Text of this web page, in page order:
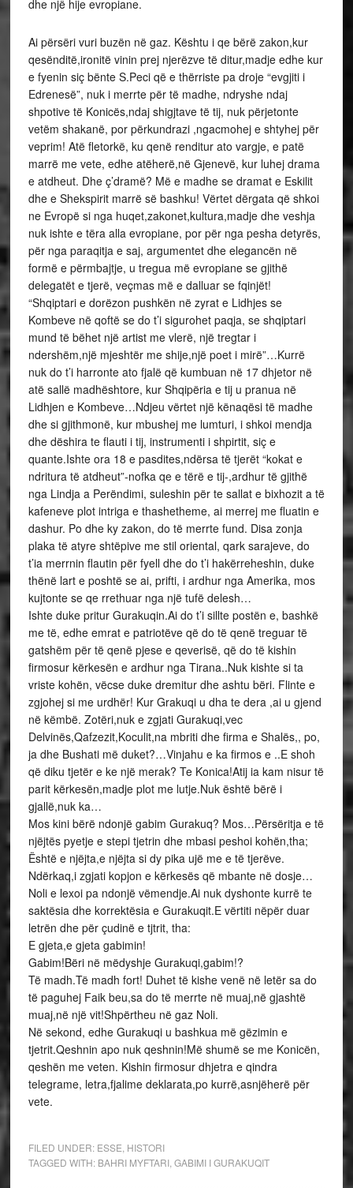
dhe një hije evropiane.
Ai përsëri vuri buzën në gaz. Kështu i qe bërë zakon,kur
qesënditë,ironitë vinin prej njerëzve të ditur,madje edhe kur
e fyenin siç bënte S.Peci që e thërriste pa droje “evgjiti i
Edrenesë”, nuk i merrte për të madhe, ndryshe ndaj
shpotive të Konicës,ndaj shigjtave të tij, nuk përjetonte
vetëm shakanë, por përkundrazi ,ngacmohej e shtyhej për
veprim! Atë fletorkë, ku qenë renditur ato vargje, e patë
marrë me vete, edhe atëherë,në Gjenevë, kur luhej drama
e atdheut. Dhe ç’dramë? Më e madhe se dramat e Eskilit
dhe e Shekspirit marrë së bashku! Vërtet dërgata që shkoi
ne Evropë si nga huqet,zakonet,kultura,madje dhe veshja
nuk ishte e tëra alla evropiane, por për nga pesha detyrës,
për nga paraqitja e saj, argumentet dhe elegancën në
formë e përmbajtje, u tregua më evropiane se gjithë
delegatët e tjerë, veçmas më e dalluar se fqinjët!
“Shqiptari e dorëzon pushkën në zyrat e Lidhjes se
Kombeve në qoftë se do t’i sigurohet paqja, se shqiptari
mund të bëhet një artist me vlerë, një tregtar i
ndershëm,një mjeshtër me shije,një poet i mirë”…Kurrë
nuk do t’i harronte ato fjalë që kumbuan në 17 dhjetor në
atë sallë madhështore, kur Shqipëria e tij u pranua në
Lidhjen e Kombeve…Ndjeu vërtet një kënaqësi të madhe
dhe si gjithmonë, kur mbushej me lumturi, i shkoi mendja
dhe dëshira te flauti i tij, instrumenti i shpirtit, siç e
quante.Ishte ora 18 e pasdites,ndërsa të tjerët “kokat e
ndritura të atdheut”-nofka qe e tërë e tij-,ardhur të gjithë
nga Lindja a Perëndimi, suleshin për te sallat e bixhozit a të
kafeneve plot intriga e thashetheme, ai merrej me fluatin e
dashur. Po dhe ky zakon, do të merrte fund. Disa zonja
plaka të atyre shtëpive me stil oriental, qark sarajeve, do
t’ia merrnin flautin për fyell dhe do t’i hakërreheshin, duke
thënë lart e poshtë se ai, prifti, i ardhur nga Amerika, mos
kujtonte se qe rrethuar nga një tufë delesh…
Ishte duke pritur Gurakuqin.Ai do t’i sillte postën e, bashkë
me të, edhe emrat e patriotëve që do të qenë treguar të
gatshëm për të qenë pjese e qeverisë, që do të kishin
firmosur kërkesën e ardhur nga Tirana..Nuk kishte si ta
vriste kohën, vëcse duke dremitur dhe ashtu bëri. Flinte e
zgjohej si me urdhër! Kur Grakuqi u dha te dera ,ai u gjend
në këmbë. Zotëri,nuk e zgjati Gurakuqi,vec
Delvinës,Qafzezit,Koculit,na mbriti dhe firma e Shalës,, po,
ja dhe Bushati më duket?…Vinjahu e ka firmos e ..E shoh
që diku tjetër e ke një merak? Te Konica!Atij ia kam nisur të
parit kërkesën,madje plot me lutje.Nuk është bërë i
gjallë,nuk ka…
Mos kini bërë ndonjë gabim Gurakuq? Mos…Përsëritja e të
njëjtës pyetje e stepi tjetrin dhe mbasi peshoi kohën,tha;
Është e njëjta,e njëjta si dy pika ujë me e të tjerëve.
Ndërkaq,i zgjati kopjon e kërkesës që mbante në dosje…
Noli e lexoi pa ndonjë vëmendje.Ai nuk dyshonte kurrë te
saktësia dhe korrektësia e Gurakuqit.E vërtiti nëpër duar
letrën dhe për çudinë e tjtrit, tha:
E gjeta,e gjeta gabimin!
Gabim!Bëri në mëdyshje Gurakuqi,gabim!?
Të madh.Të madh fort! Duhet të kishe venë në letër sa do
të paguhej Faik beu,sa do të merrte në muaj,në gjashtë
muaj,në një vit!Shpërtheu në gaz Noli.
Në sekond, edhe Gurakuqi u bashkua më gëzimin e
tjetrit.Qeshnin apo nuk qeshnin!Më shumë se me Konicën,
qeshën me veten. Kishin firmosur dhjetra e qindra
telegrame, letra,fjalime deklarata,po kurrë,asnjëherë për
vete.
FILED UNDER: ESSE HISTORI
TAGGED WITH: BAHRI MYFTARI, GABIMI I GURAKUQIT